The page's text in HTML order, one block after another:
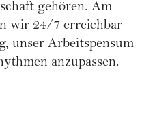
gehören. Am
wir 24/7 erreichbar
unser Arbeitspensum
anzupassen.